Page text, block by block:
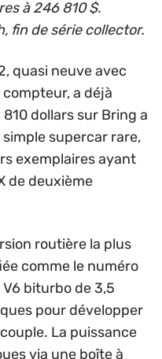
à 246 810 $.
fin de série collector.
quasi neuve avec
a déjà
dollars sur Bring a
supercar rare,
exemplaires ayant
de deuxième
routière la plus
comme le numéro
biturbo de 3,5
pour développer
La puissance
via une boîte à